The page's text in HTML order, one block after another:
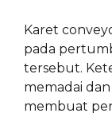
Karet
pada
tersebut.
memadai
membuat